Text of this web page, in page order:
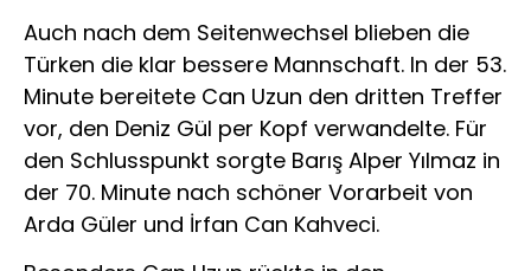
Auch nach dem Seitenwechsel blieben die
Türken die klar bessere Mannschaft. In der 53.
Minute bereitete Can Uzun den dritten Treffer
vor, den Deniz Gül per Kopf verwandelte. Für
den Schlusspunkt sorgte Barış Alper Yılmaz in
der 70. Minute nach schöner Vorarbeit von
Arda Güler und İrfan Can Kahveci.